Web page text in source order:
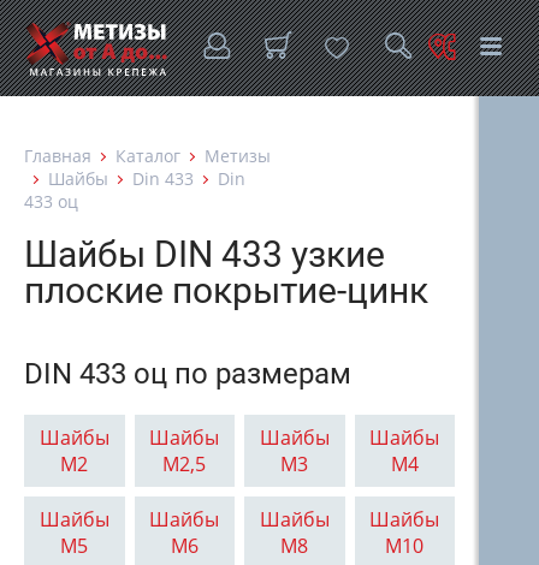
Главная Каталог
Метизы
Шайбы
Din 433
Din
433 оц
Шайбы DIN 433 узкие
плоские покрытие-цинк
DIN 433 оц по размерам
Шайбы
М2
Шайбы
М2,5
Шайбы
М3
Шайбы
М4
Шайбы
М5
Шайбы
М6
Шайбы
М8
Шайбы
М10